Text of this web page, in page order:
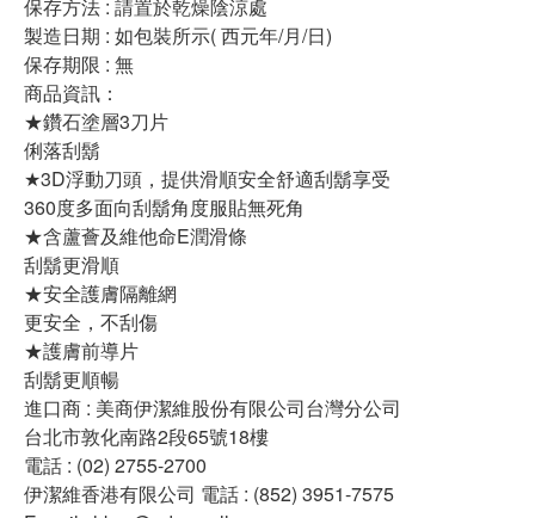
保存方法 : 請置於乾燥陰涼處
製造日期 : 如包裝所示( 西元年/月/日)
保存期限 : 無
商品資訊：
★鑽石塗層3刀片
俐落刮鬍
★3D浮動刀頭，提供滑順安全舒適刮鬍享受
360度多面向刮鬍角度服貼無死角
★含蘆薈及維他命E潤滑條
刮鬍更滑順
★安全護膚隔離網
更安全，不刮傷
★護膚前導片
刮鬍更順暢
進口商 : 美商伊潔維股份有限公司台灣分公司
台北市敦化南路2段65號18樓
電話 : (02) 2755-2700
伊潔維香港有限公司 電話 : (852) 3951-7575